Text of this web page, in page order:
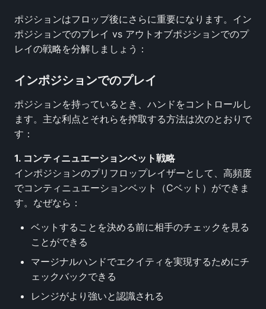
ポジションはフロップ後にさらに重要になります。イン
ポジションでのプレイ vs アウトオブポジションでのプ
レイの戦略を分解しましょう：
インポジションでのプレイ
ポジションを持っているとき、ハンドをコントロールし
ます。主な利点とそれらを搾取する方法は次のとおりで
す：
1. コンティニュエーションベット戦略
インポジションのプリフロップレイザーとして、高頻度
でコンティニュエーションベット（Cベット）ができま
す。なぜなら：
ベットすることを決める前に相手のチェックを見る
ことができる
マージナルハンドでエクイティを実現するためにチ
ェックバックできる
レンジがより強いと認識される